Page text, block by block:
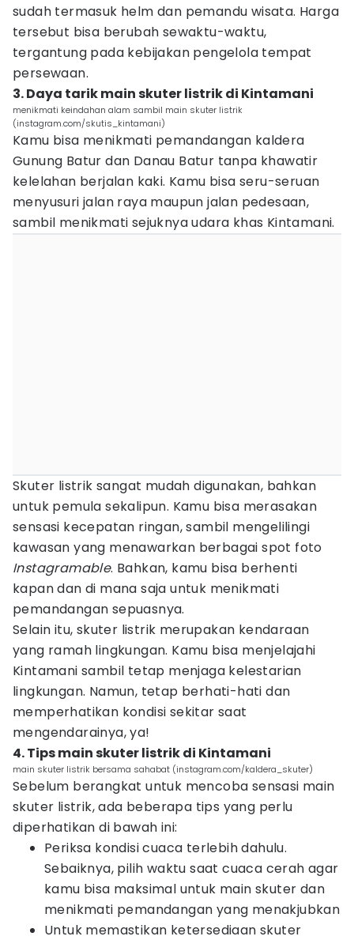
sudah termasuk helm dan pemandu wisata. Harga
tersebut bisa berubah sewaktu-waktu,
tergantung pada kebijakan pengelola tempat
persewaan.
3. Daya tarik main skuter listrik di Kintamani
menikmati keindahan alam sambil main skuter listrik
(instagram.com/skutis_kintamani)
Kamu bisa menikmati pemandangan kaldera
Gunung Batur dan Danau Batur tanpa khawatir
kelelahan berjalan kaki. Kamu bisa seru-seruan
menyusuri jalan raya maupun jalan pedesaan,
sambil menikmati sejuknya udara khas Kintamani.
Skuter listrik sangat mudah digunakan, bahkan
untuk pemula sekalipun. Kamu bisa merasakan
sensasi kecepatan ringan, sambil mengelilingi
kawasan yang menawarkan berbagai spot foto
Instagramable. Bahkan, kamu bisa berhenti
kapan dan di mana saja untuk menikmati
pemandangan sepuasnya.
Selain itu, skuter listrik merupakan kendaraan
yang ramah lingkungan. Kamu bisa menjelajahi
Kintamani sambil tetap menjaga kelestarian
lingkungan. Namun, tetap berhati-hati dan
memperhatikan kondisi sekitar saat
mengendarainya, ya!
4. Tips main skuter listrik di Kintamani
main skuter listrik bersama sahabat (instagram.com/kaldera_skuter)
Sebelum berangkat untuk mencoba sensasi main
skuter listrik, ada beberapa tips yang perlu
diperhatikan di bawah ini:
Periksa kondisi cuaca terlebih dahulu.
Sebaiknya, pilih waktu saat cuaca cerah agar
kamu bisa maksimal untuk main skuter dan
menikmati pemandangan yang menakjubkan
Untuk memastikan ketersediaan skuter